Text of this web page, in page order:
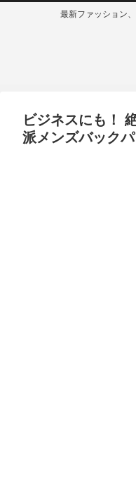
最新ファッション
ビジネスにも！
派メンズバック